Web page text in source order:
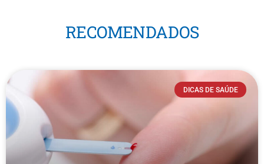
RECOMENDADOS
DICAS DE SAÚDE